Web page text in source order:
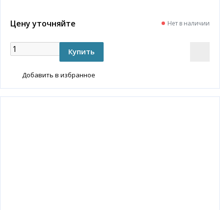
Цену уточняйте Нет в наличии
Добавить в избранное